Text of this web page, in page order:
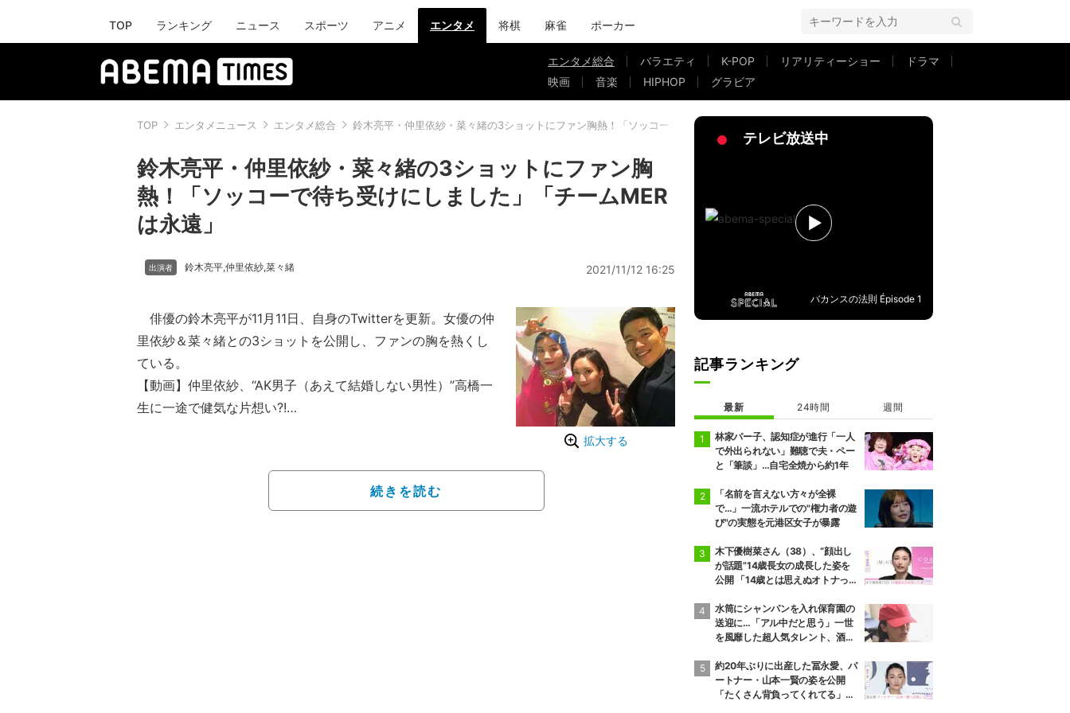
TOP ランキング ニュース スポーツ アニメ エンタメ 将棋 麻雀 ポーカー
エンタメ総合 バラエティ K-POP リアリティーショー
ドラマ
映画
音楽 HIPHOP グラビア
TOP エンタメニュース エンタメ総合 鈴木亮平・仲里依紗・菜々緒の3ショットにファン胸熱！「ソッコーで待ち受けにしました」「チームMERは永遠」
鈴木亮平・仲里依紗・菜々緒の3ショットにファン胸
熱！「ソッコーで待ち受けにしました」「チームMER
は永遠」
鈴木亮平,仲里依紗,菜々緒 2021/11/12 16:25
拡大する
俳優の鈴木亮平が11月11日、自身のTwitterを更新。女優の仲
里依紗＆菜々緒との3ショットを公開し、ファンの胸を熱くし
ている。
【動画】仲里依紗、“AK男子（あえて結婚しない男性）”高橋一
生に一途で健気な片想い?!
と、自身が出演し、11月19日に公開予定の映画『土竜の唄 FINA
L』についてPR。その際、同日に行われた完成報告会の際に撮
続きを読む
テレビ放送中
バカンスの法則 Épisode 1
記事ランキング
最新 24時間 週間
林家パー子、認知症が進行「一人
で外出られない」難聴で夫・ペー
と「筆談」…自宅全焼から約1年
「名前を言えない方々が全裸
で…」一流ホテルでの"権力者の遊
び"の実態を元港区女子が暴露
木下優樹菜さん（38）、“顔出し
が話題”14歳長女の成長した姿を
公開 「14歳とは思えぬオトナっぽ
ぎる」など反響
水筒にシャンパンを入れ保育園の
送迎に…「アル中だと思う」一世
を風靡した超人気タレント、酒漬
約20年ぶりに出産した冨永愛、パ
ートナー・山本一賢の姿を公開
「たくさん背負ってくれてる」感